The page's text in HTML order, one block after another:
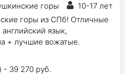
горы
10-17 лет
горы из СПб! Отличные
язык,
+ лучшие вожатые.
- 39 270 руб.